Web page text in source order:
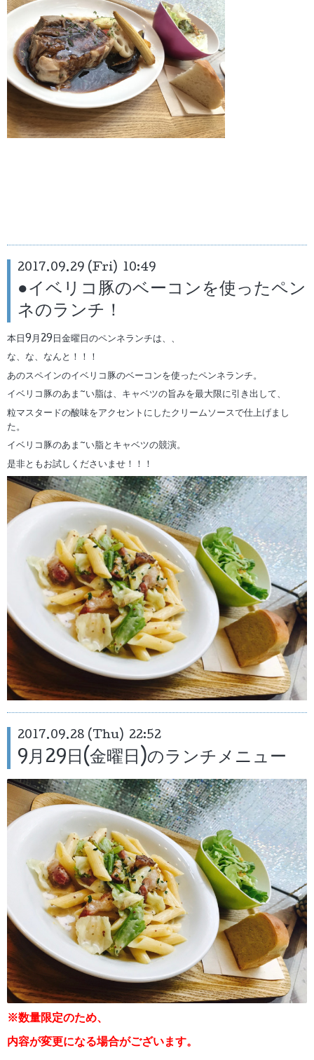
2017.09.29 (Fri) 10:49
●イベリコ豚のベーコンを使ったペン
ネのランチ！
本日9月29日金曜日のペンネランチは、、
な、な、なんと！！！
あのスペインのイベリコ豚のベーコンを使ったペンネランチ。
イベリコ豚のあま~い脂は、キャベツの旨みを最大限に引き出して、
粒マスタードの酸味をアクセントにしたクリームソースで仕上げまし
た。
イベリコ豚のあま~い脂とキャベツの競演。
是非ともお試しくださいませ！！！
2017.09.28 (Thu) 22:52
9月29日(金曜日)のランチメニュー
※数量限定のため、
内容が変更になる場合がございます。